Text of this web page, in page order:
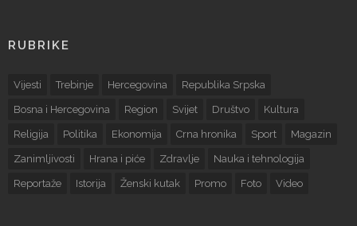
RUBRIKE
Vijesti Trebinje Hercegovina Republika Srpska
Bosna i Hercegovina Region Svijet Društvo Kultura
Religija Politika Ekonomija Crna hronika Sport Magazin
Zanimljivosti Hrana i piće Zdravlje Nauka i tehnologija
Reportaže Istorija Ženski kutak Promo Foto Video